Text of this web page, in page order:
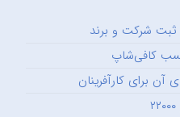
ثبت شرکت و برند
کافی‌شاپ
برای کارآفرینان